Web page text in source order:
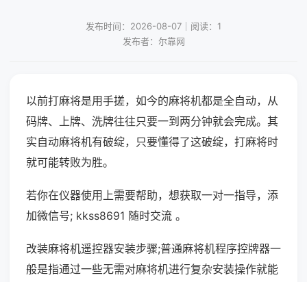
发布时间：2026-08-07｜阅读：1
发布者：尔靠网
以前打麻将是用手搓，如今的麻将机都是全自动，从
码牌、上牌、洗牌往往只要一到两分钟就会完成。其
实自动麻将机有破绽，只要懂得了这破绽，打麻将时
就可能转败为胜。
若你在仪器使用上需要帮助，想获取一对一指导，添
加微信号; kkss8691 随时交流 。
改装麻将机遥控器安装步骤;普通麻将机程序控牌器一
般是指通过一些无需对麻将机进行复杂安装操作就能